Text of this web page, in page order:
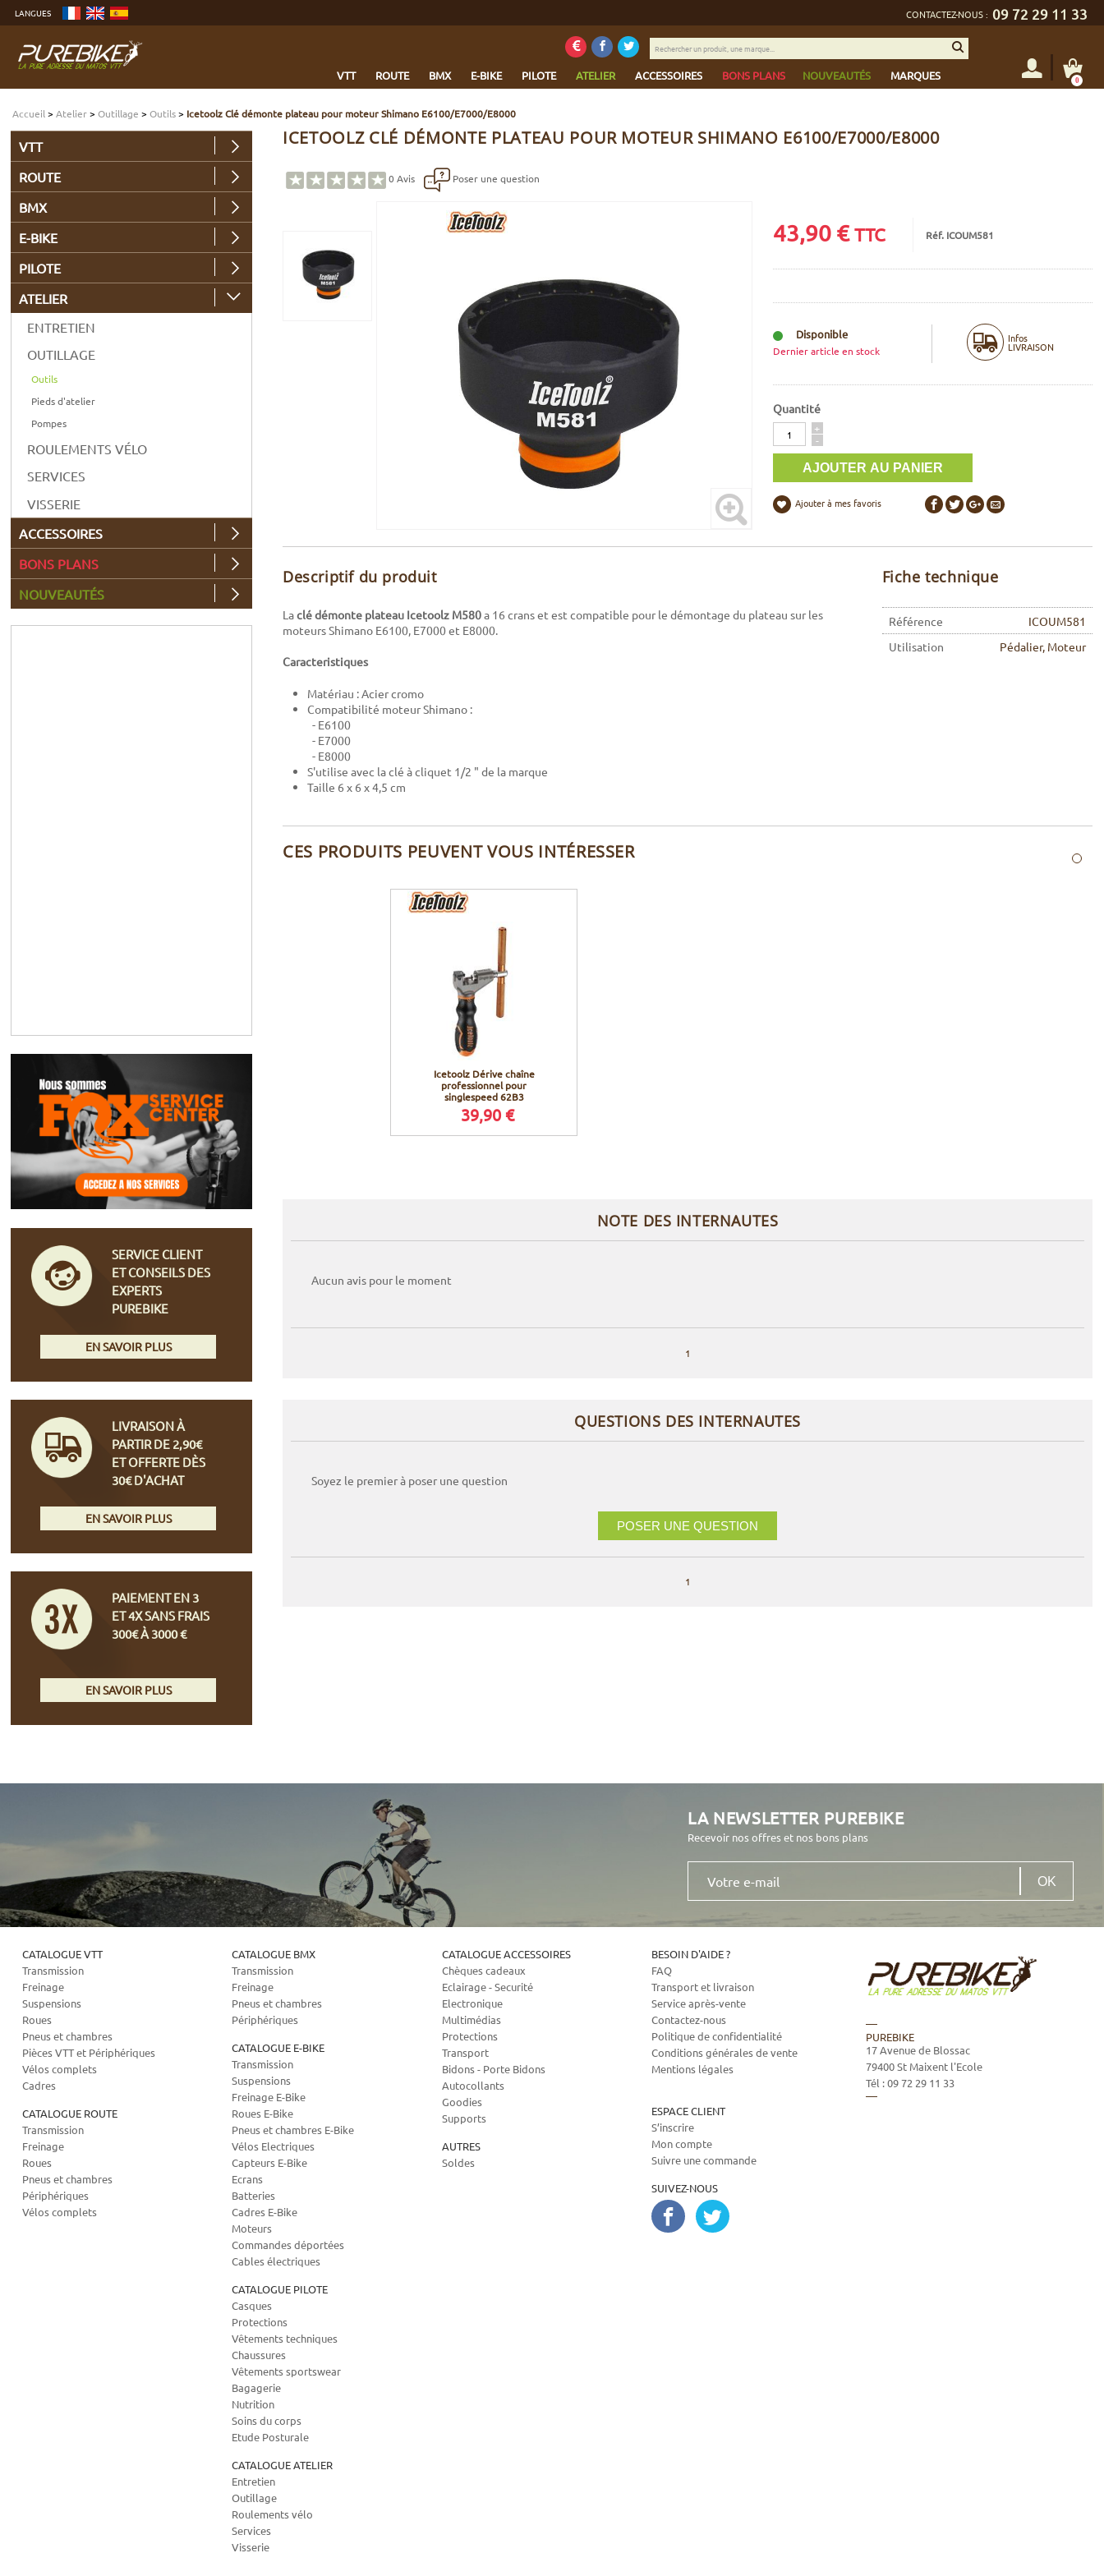
contenu
menu
Aller
CONTACTEZ-NOUS : 09 72 29 11 33
LANGUES
VTT ROUTE BMX E-BIKE PILOTE ATELIER ACCESSOIRES BONS PLANS NOUVEAUTÉS MARQUES
Rechercher
un
une
marque...
0
Accueil >Atelier>Outillage >Outils> Icetoolz Clé démonte plateau pour moteur Shimano E6100/E7000/E8000
ICETOOLZ CLÉ DÉMONTE PLATEAU POUR MOTEUR SHIMANO E6100/E7000/E8000
0 Avis Poser une question
43,90€ TTC Réf. ICOUM581
Disponible
Dernier article en stock
Infos
LIVRAISON
Quantité
Quantité
+
-
Ajouter à mes favoris
Descriptif du produit
Laclé démonte plateau Icetoolz M580a 16 crans et est compatible pour le démontage du plateau sur les
moteurs Shimano E6100, E7000 et E8000.
Caracteristiques
Matériau : Acier cromo
Compatibilité moteur Shimano :
- E6100
- E7000
- E8000
S'utilise avec la clé à cliquet 1/2 " de la marque
Taille 6 x 6 x 4,5 cm
Fiche technique
Référence
ICOUM581
Utilisation
Pédalier, Moteur
CES PRODUITS PEUVENT VOUS INTÉRESSER
Icetoolz Dérive chaîne
professionnel pour
singlespeed 62B3
39,90 €
NOTE DES INTERNAUTES
Aucun avis pour le moment
1
QUESTIONS DES INTERNAUTES
Soyez le premier à poser une question
POSER UNE QUESTION
1
VTT
ROUTE
BMX
E-BIKE
PILOTE
ATELIER
ENTRETIEN
OUTILLAGE
Outils
Pieds d'atelier
Pompes
ROULEMENTS VÉLO
SERVICES
VISSERIE
ACCESSOIRES
BONS PLANS
NOUVEAUTÉS
SERVICE CLIENT
ET CONSEILS DES
EXPERTS
PUREBIKE
EN SAVOIR PLUS
LIVRAISON À
PARTIR DE 2,90€
ET OFFERTE DÈS
30€ D'ACHAT
EN SAVOIR PLUS
PAIEMENT EN 3
ET 4X SANS FRAIS
300€ À 3000 €
EN SAVOIR PLUS
LA NEWSLETTER PUREBIKE
Recevoir nos offres et nos bons plans
Votre
mail
CATALOGUE VTT
Transmission
Freinage
Suspensions
Roues
Pneus et chambres
Pièces VTT et Périphériques
Vélos complets
Cadres
CATALOGUE ROUTE
Transmission
Freinage
Roues
Pneus et chambres
Périphériques
Vélos complets
CATALOGUE BMX
Transmission
Freinage
Pneus et chambres
Périphériques
CATALOGUE E-BIKE
Transmission
Suspensions
Freinage E-Bike
Roues E-Bike
Pneus et chambres E-Bike
Vélos Electriques
Capteurs E-Bike
Ecrans
Batteries
Cadres E-Bike
Moteurs
Commandes déportées
Cables électriques
CATALOGUE PILOTE
Casques
Protections
Vêtements techniques
Chaussures
Vêtements sportswear
Bagagerie
Nutrition
Soins du corps
Etude Posturale
CATALOGUE ATELIER
Entretien
Outillage
Roulements vélo
Services
Visserie
CATALOGUE ACCESSOIRES
Chèques cadeaux
Eclairage - Securité
Electronique
Multimédias
Protections
Transport
Bidons - Porte Bidons
Autocollants
Goodies
Supports
AUTRES
Soldes
BESOIN D'AIDE ?
FAQ
Transport et livraison
Service après-vente
Contactez-nous
Politique de confidentialité
Conditions générales de vente
Mentions légales
ESPACE CLIENT
S’inscrire
Mon compte
Suivre une commande
SUIVEZ-NOUS
PUREBIKE
17 Avenue de Blossac
79400St Maixent l'Ecole
Tél :09 72 29 11 33